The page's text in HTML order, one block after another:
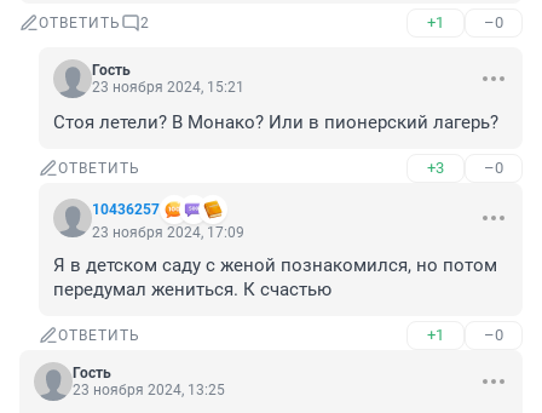
ОТВЕТИТЬ 2 +1 –0
Гость
23 ноября 2024, 15:21
Стоя летели? В Монако? Или в пионерский лагерь?
ОТВЕТИТЬ +3 –0
10436257
23 ноября 2024, 17:09
Я в детском саду с женой познакомился, но потом
передумал жениться. К счастью
ОТВЕТИТЬ +1 –0
Гость
23 ноября 2024, 13:25